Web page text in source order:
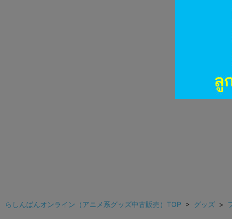
らしんばんオンライン（アニメ系グッズ中古販売）TOP > グッズ >